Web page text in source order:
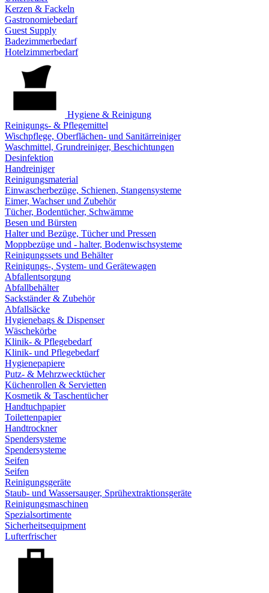
Kerzen & Fackeln
Gastronomiebedarf
Guest Supply
Badezimmerbedarf
Hotelzimmerbedarf
Hygiene & Reinigung
Reinigungs- & Pflegemittel
Wischpflege, Oberflächen- und Sanitärreiniger
Waschmittel, Grundreiniger, Beschichtungen
Desinfektion
Handreiniger
Reinigungsmaterial
Einwascherbezüge, Schienen, Stangensysteme
Eimer, Wachser und Zubehör
Tücher, Bodentücher, Schwämme
Besen und Bürsten
Halter und Bezüge, Tücher und Pressen
Moppbezüge und - halter, Bodenwischsysteme
Reinigungssets und Behälter
Reinigungs-, System- und Gerätewagen
Abfallentsorgung
Abfallbehälter
Sackständer & Zubehör
Abfallsäcke
Hygienebags & Dispenser
Wäschekörbe
Klinik- & Pflegebedarf
Klinik- und Pflegebedarf
Hygienepapiere
Putz- & Mehrzwecktücher
Küchenrollen & Servietten
Kosmetik & Taschentücher
Handtuchpapier
Toilettenpapier
Handtrockner
Spendersysteme
Spendersysteme
Seifen
Seifen
Reinigungsgeräte
Staub- und Wassersauger, Sprühextraktionsgeräte
Reinigungsmaschinen
Spezialsortimente
Sicherheitsequipment
Lufterfrischer